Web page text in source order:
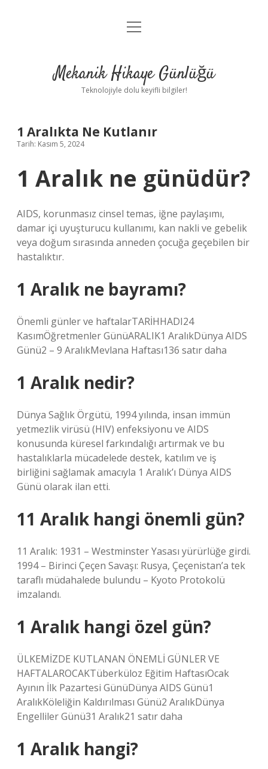
Anasayfa
Yasal Uyarı
menüyü
Mekanik Hikaye Günlüğü
Teknolojiyle dolu keyifli bilgiler!
1 Aralıkta Ne Kutlanır
Tarih: Kasım 5, 2024
1 Aralık ne günüdür?
AIDS, korunmasız cinsel temas, iğne paylaşımı,
damar içi uyuşturucu kullanımı, kan nakli ve gebelik
veya doğum sırasında anneden çocuğa geçebilen bir
hastalıktır.
1 Aralık ne bayramı?
Önemli günler ve haftalarTARİHHADI24
KasımÖğretmenler GünüARALIK1 AralıkDünya AIDS
Günü2 – 9 AralıkMevlana Haftası136 satır daha
1 Aralık nedir?
Dünya Sağlık Örgütü, 1994 yılında, insan immün
yetmezlik virüsü (HIV) enfeksiyonu ve AIDS
konusunda küresel farkındalığı artırmak ve bu
hastalıklarla mücadelede destek, katılım ve iş
birliğini sağlamak amacıyla 1 Aralık’ı Dünya AIDS
Günü olarak ilan etti.
11 Aralık hangi önemli gün?
11 Aralık: 1931 – Westminster Yasası yürürlüğe girdi.
1994 – Birinci Çeçen Savaşı: Rusya, Çeçenistan’a tek
taraflı müdahalede bulundu – Kyoto Protokolü
imzalandı.
1 Aralık hangi özel gün?
ÜLKEMİZDE KUTLANAN ÖNEMLİ GÜNLER VE
HAFTALAROCAKTüberküloz Eğitim HaftasıOcak
Ayının İlk Pazartesi GünüDünya AIDS Günü1
AralıkKöleliğin Kaldırılması Günü2 AralıkDünya
Engelliler Günü31 Aralık21 satır daha
1 Aralık hangi?